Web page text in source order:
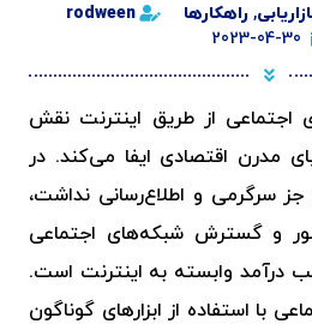
,راهکارها
rodween
2023-04-30
اجتماعی از طریق اینترنت نقش
مدرن اقتصادی ایفا می‌کند. در
جز سرگرمی و اطلاع‌رسانی نداشت،
و گسترش شبکه‌های اجتماعی
درآمد وابسته به اینترنت است.
با استفاده از ابزارهای گوناگون